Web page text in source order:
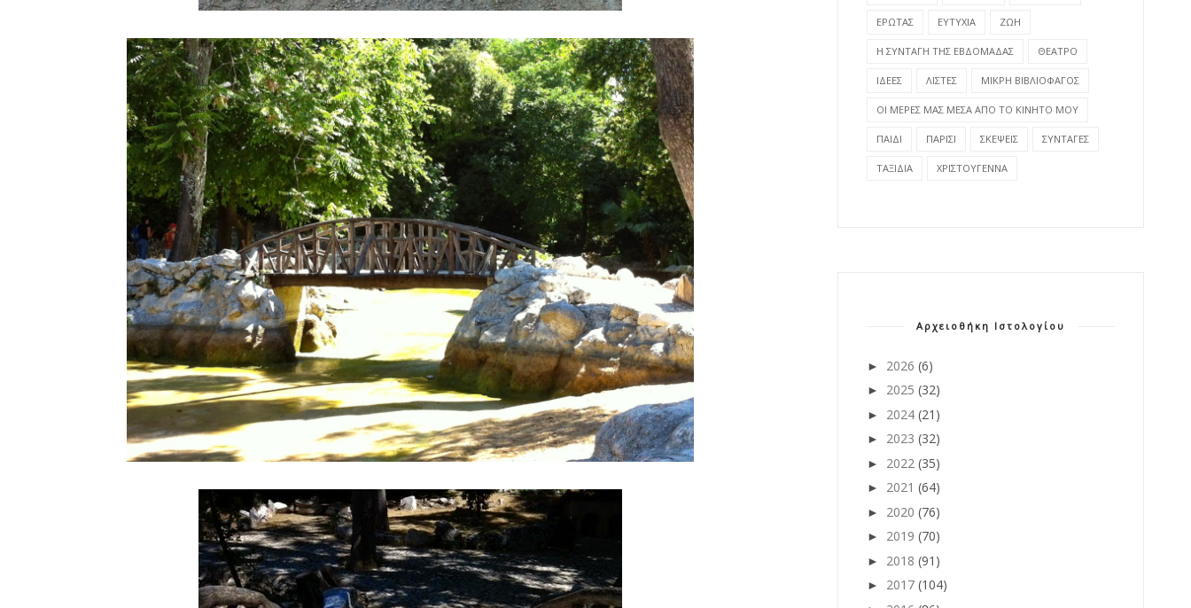
ΕΡΩΤΑΣ ΕΥΤΥΧΙΑ ΖΩΗ
Η ΣΥΝΤΑΓΗ ΤΗΣ ΕΒΔΟΜΑΔΑΣ ΘΕΑΤΡΟ
ΙΔΕΕΣ ΛΙΣΤΕΣ ΜΙΚΡΗ ΒΙΒΛΙΟΦΑΓΟΣ
ΟΙ ΜΕΡΕΣ ΜΑΣ ΜΕΣΑ ΑΠΟ ΤΟ ΚΙΝΗΤΟ ΜΟΥ
ΠΑΙΔΙ ΠΑΡΙΣΙ ΣΚΕΨΕΙΣ ΣΥΝΤΑΓΕΣ
ΤΑΞΙΔΙΑ ΧΡΙΣΤΟΥΓΕΝΝΑ
Αρχειοθήκη Ιστολογίου
► 2026 (6)
► 2025 (32)
► 2024 (21)
► 2023 (32)
► 2022 (35)
► 2021 (64)
► 2020 (76)
► 2019 (70)
► 2018 (91)
► 2017 (104)